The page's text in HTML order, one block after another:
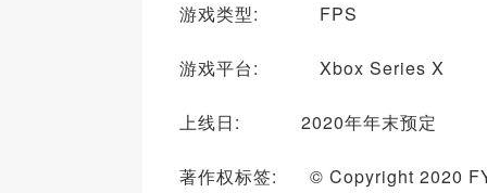
游戏类型: FPS
游戏平台: Xbox Series X
上线日: 2020年年末预定
著作权标签: © Copyright 2020